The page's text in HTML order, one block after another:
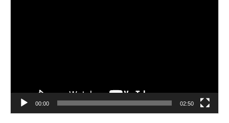
00:00 02:50